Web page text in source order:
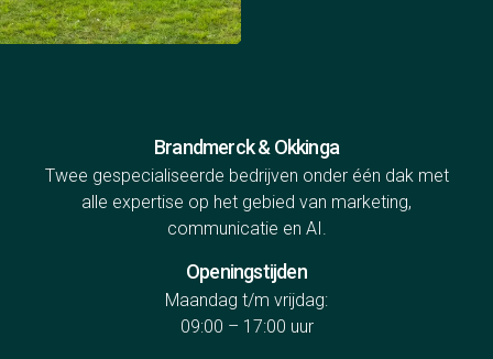
Brandmerck & Okkinga
Twee gespecialiseerde bedrijven onder één dak met
alle expertise op het gebied van marketing,
communicatie en AI.
Openingstijden
Maandag t/m vrijdag:
09:00 – 17:00 uur